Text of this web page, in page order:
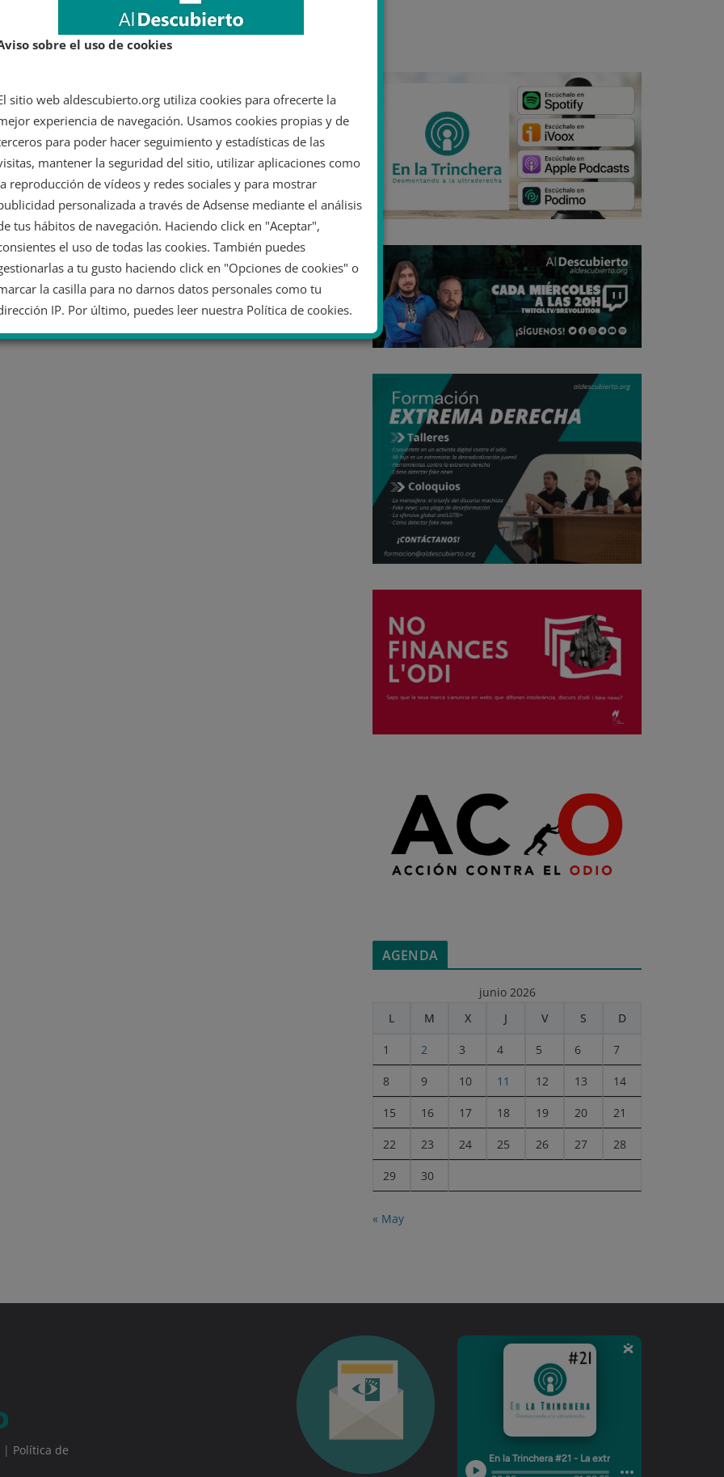
AGENDA
junio 2026
L
M X J V S D
1 2 3 4 5 6 7
8 9 10 11 12 13 14
15 16 17 18 19 20 21
22 23 24 25 26 27 28
29 30
« May
| Política de
sobre el uso de cookies
sitio web aldescubierto.org utiliza cookies para ofrecerte la
experiencia de navegación. Usamos cookies propias y de
para poder hacer seguimiento y estadísticas de las
mantener la seguridad del sitio, utilizar aplicaciones como
reproducción de vídeos y redes sociales y para mostrar
personalizada a través de Adsense mediante el análisis
tus hábitos de navegación. Haciendo click en "Aceptar",
el uso de todas las cookies. También puedes
a tu gusto haciendo click en "Opciones de cookies" o
la casilla para no darnos datos personales como tu
IP. Por último, puedes leer nuestra Política de cookies.